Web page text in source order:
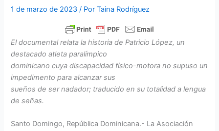
1 de marzo de 2023/ PorTaina Rodríguez
El documental relata la historia de Patricio López, un
destacado atleta paralímpico
dominicano cuya discapacidad físico-motora no supuso un
impedimento para alcanzar sus
sueños de ser nadador; traducido en su totalidad a lengua
de señas.
Santo Domingo, República Dominicana.- La Asociación